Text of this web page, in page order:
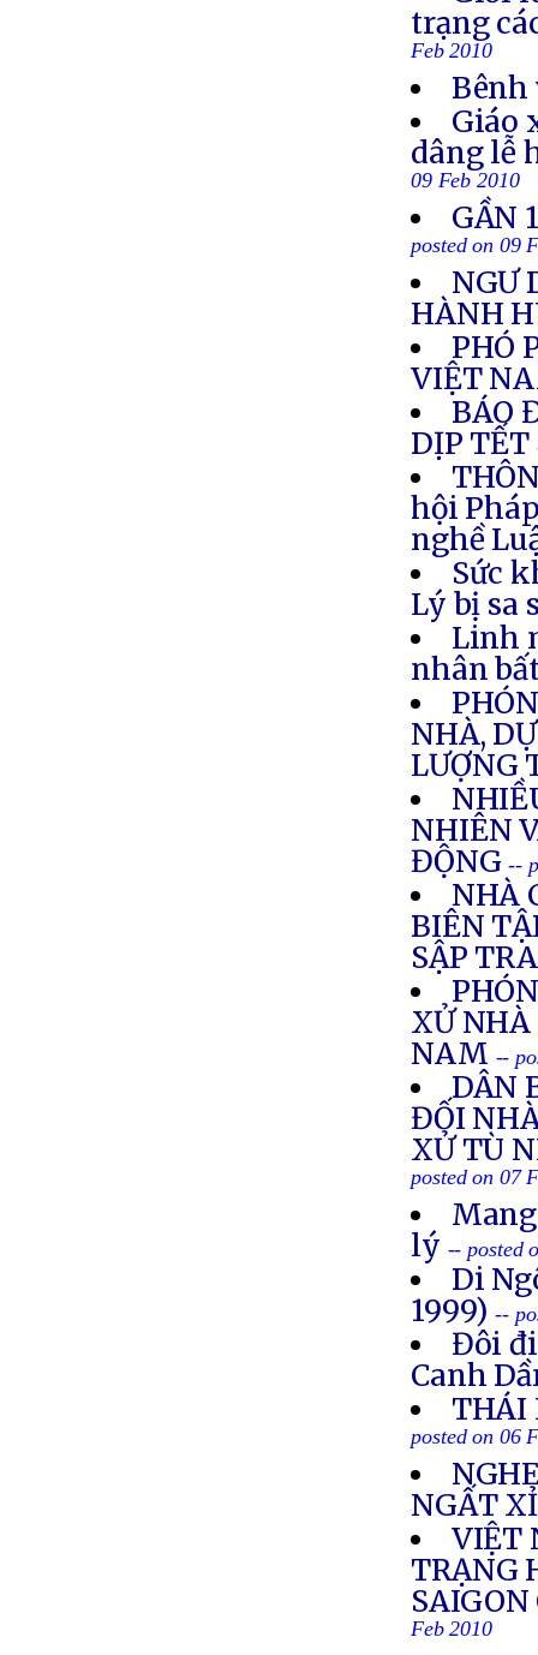
trạng
Feb 2010
Bênh
Giáo
dâng lễ
09 Feb 2010
GẦN
posted on 09
NGƯ
HÀNH
PHÓ
VIỆT
BÁO
DỊP TẾT
hội
nghề
Sức
Lý bị sa
Linh
nhân
NHÀ,
LƯỢNG
NHIÊN
ĐỘNG --
NHÀ
BIÊN
SẬP
XỬ
NAM --
DÂN
ĐỐI
XỬ TÙ
posted on 07
lý -- posted
Di
1999)--
Đôi
Canh
THÁI
posted on 06
NGẤT
VIỆT
TRẠNG
Feb 2010